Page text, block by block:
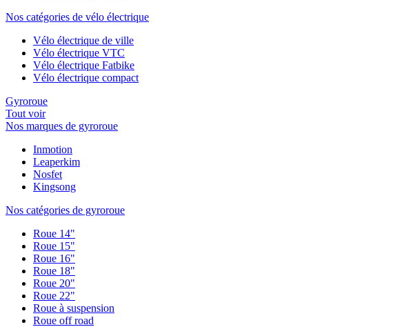
Nos catégories de vélo électrique
Vélo électrique de ville
Vélo électrique VTC
Vélo électrique Fatbike
Vélo électrique compact
Gyroroue
Tout voir
Nos marques de gyroroue
Inmotion
Leaperkim
Nosfet
Kingsong
Nos catégories de gyroroue
Roue 14"
Roue 15"
Roue 16"
Roue 18"
Roue 20"
Roue 22"
Roue à suspension
Roue off road